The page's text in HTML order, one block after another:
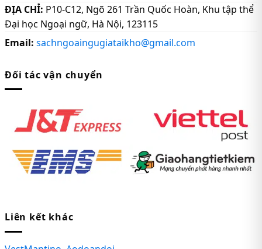
ĐỊA CHỈ: P10-C12, Ngõ 261 Trần Quốc Hoàn, Khu tập thể
Đại học Ngoại ngữ, Hà Nội, 123115
Email: sachngoaingugiataikho@gmail.com
Đối tác vận chuyển
Liên kết khác